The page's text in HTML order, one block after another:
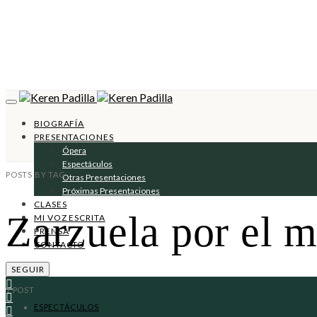
BIOGRAFÍA
PRESENTACIONES
Ópera
Espectáculos
Otras Presentaciones
Próximas Presentaciones
CLASES
MI VOZ ESCRITA
PRENSA
CONTACTO
SEGUIR
POSTS BY TAG
Zarzuela por el
1 POST
ESPECTÁCULOS